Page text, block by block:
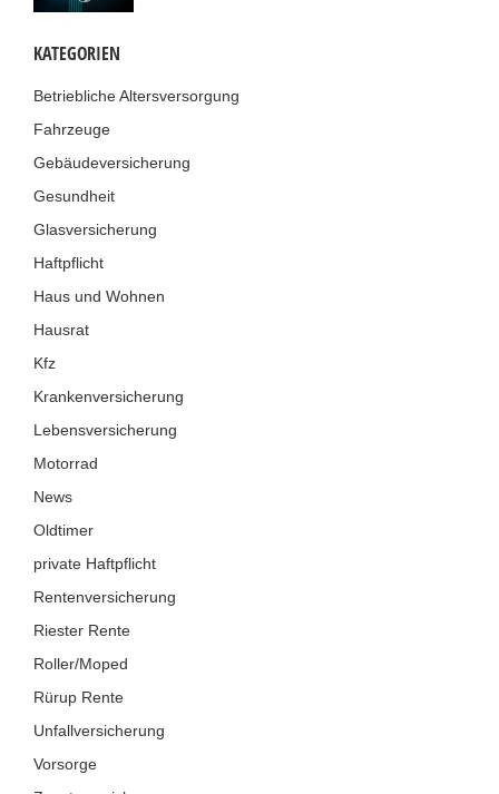
KATEGORIEN
Betriebliche Altersversorgung
Fahrzeuge
Gebäudeversicherung
Gesundheit
Glasversicherung
Haftpflicht
Haus und Wohnen
Hausrat
Kfz
Krankenversicherung
Lebensversicherung
Motorrad
News
Oldtimer
private Haftpflicht
Rentenversicherung
Riester Rente
Roller/Moped
Rürup Rente
Unfallversicherung
Vorsorge